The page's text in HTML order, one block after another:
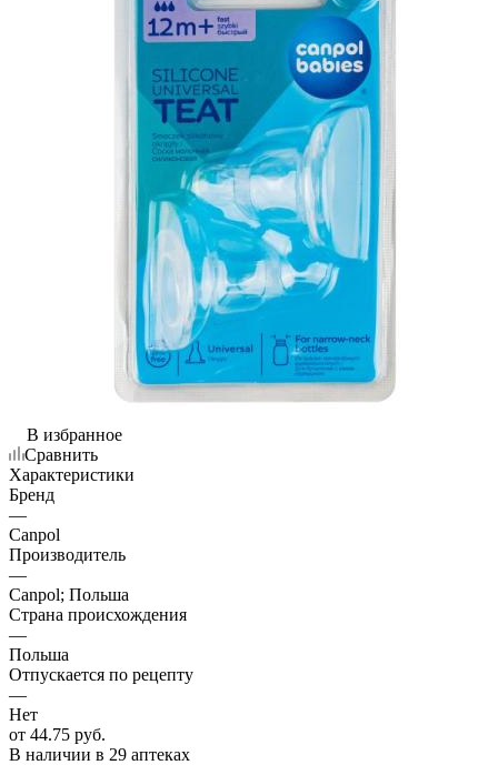
В избранное
Сравнить
Характеристики
Бренд
—
Canpol
Производитель
—
Canpol; Польша
Страна происхождения
—
Польша
Отпускается по рецепту
—
Нет
от 44.75 руб.
В наличии в 29 аптеках